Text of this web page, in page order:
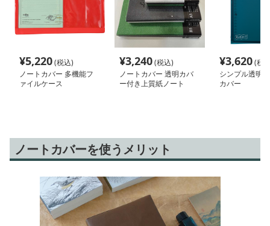
¥5,220(税込)
ノートカバー 多機能フ
ァイルケース
¥3,240(税込)
ノートカバー 透明カバ
ー付き上質紙ノート
¥3,620(税
シンプル透明
カバー
ノートカバーを使うメリット